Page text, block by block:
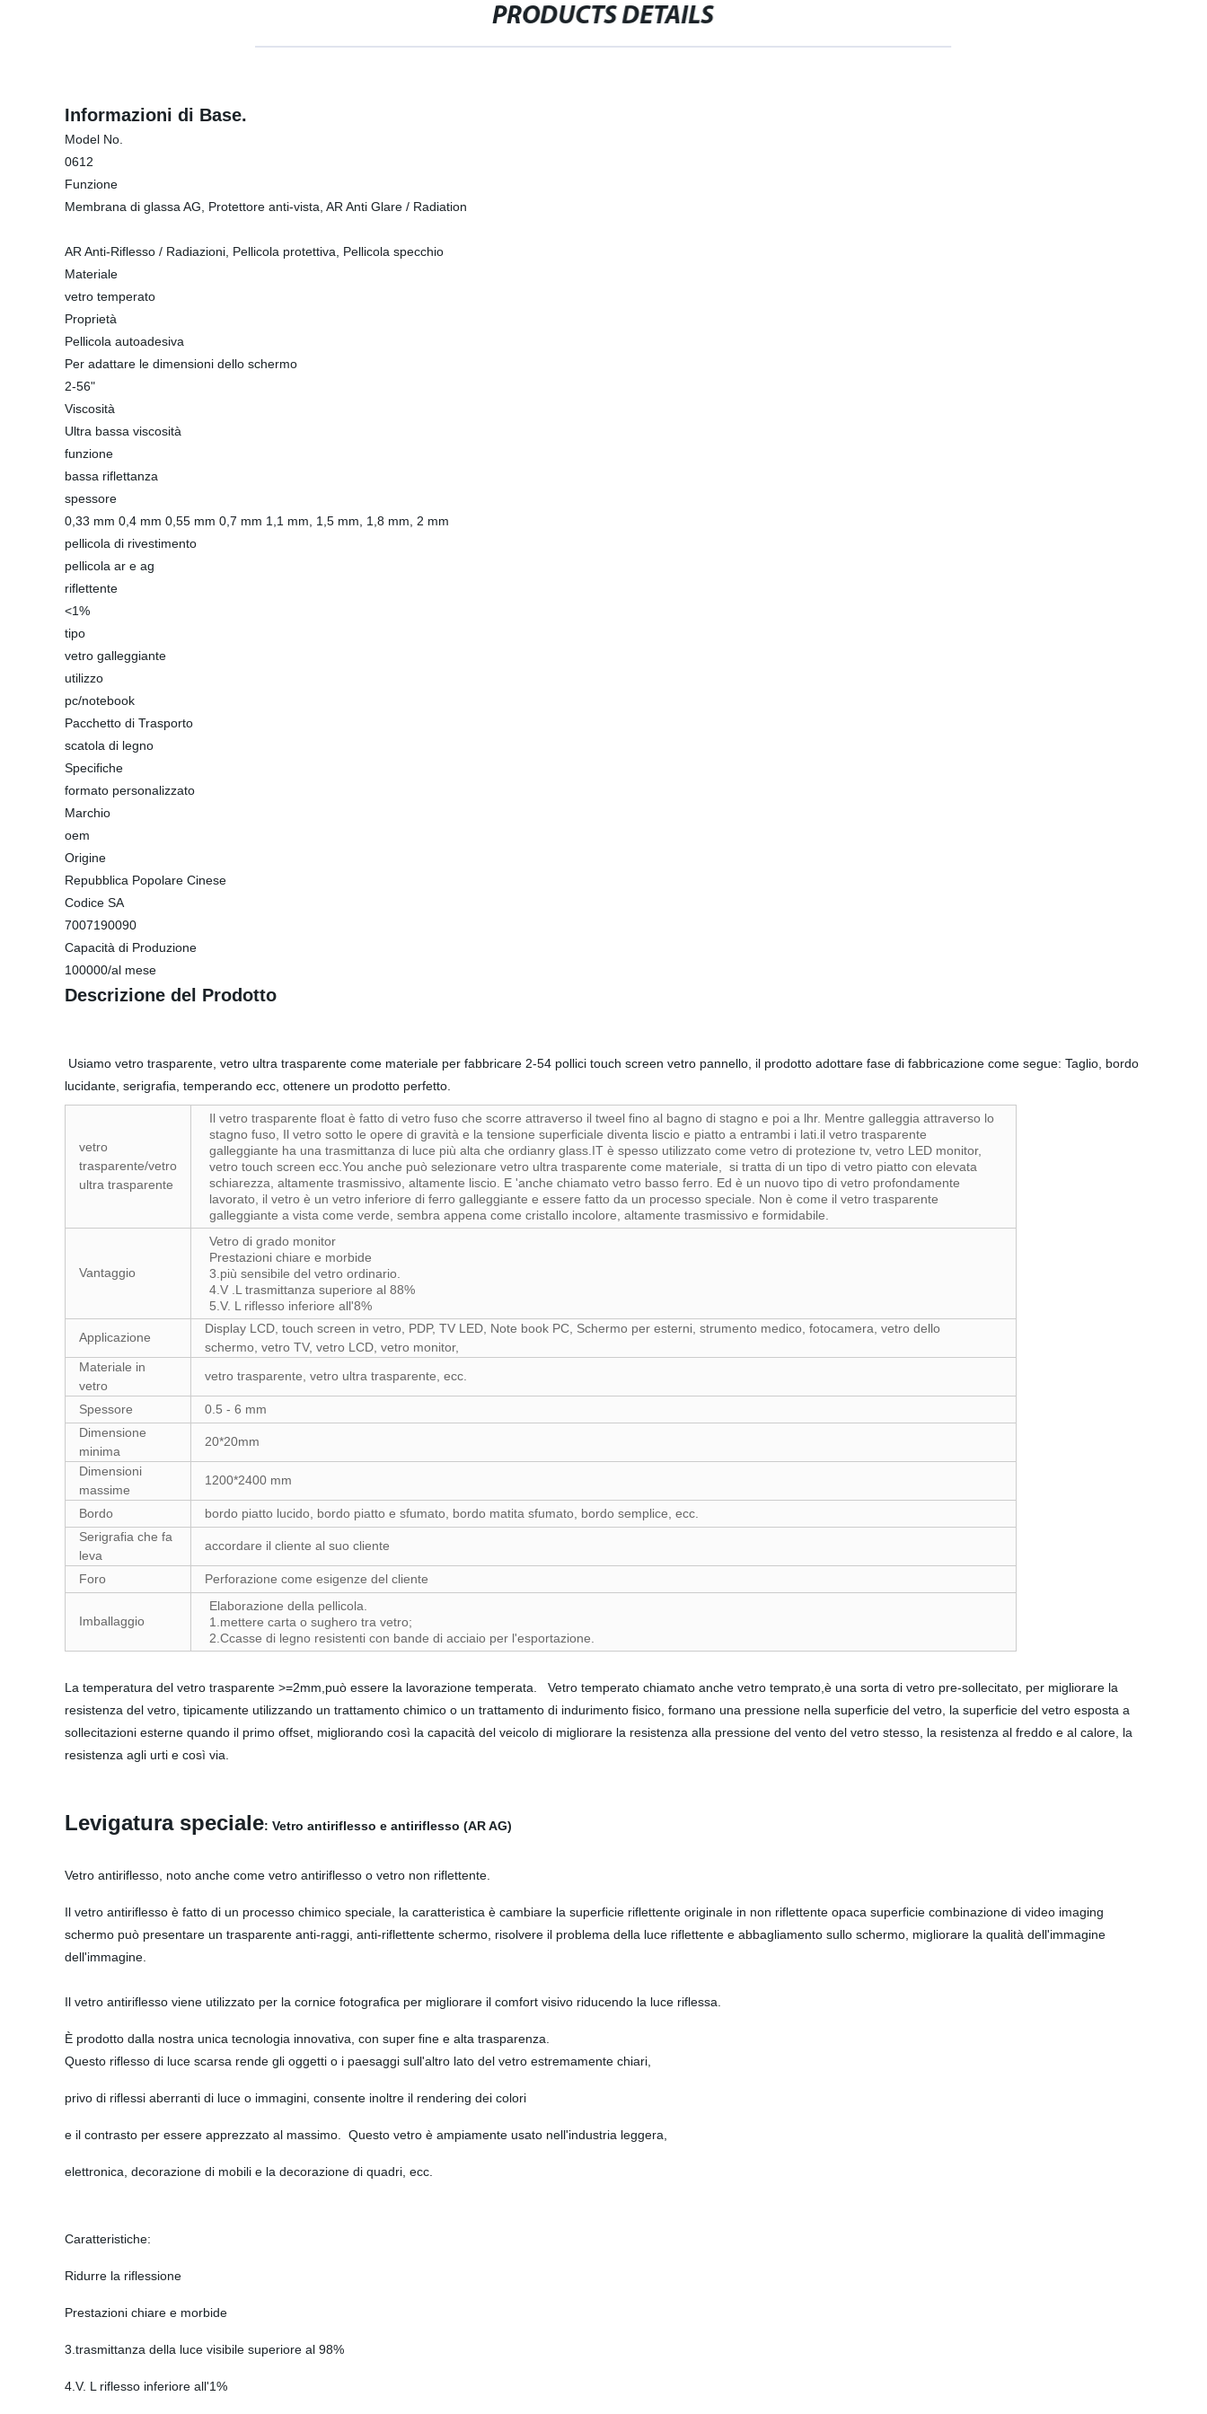
PRODUCTS DETAILS
Informazioni di Base.
Model No.
0612
Funzione
Membrana di glassa AG, Protettore anti-vista, AR Anti Glare / Radiation
AR Anti-Riflesso / Radiazioni, Pellicola protettiva, Pellicola specchio
Materiale
vetro temperato
Proprietà
Pellicola autoadesiva
Per adattare le dimensioni dello schermo
2-56"
Viscosità
Ultra bassa viscosità
funzione
bassa riflettanza
spessore
0,33 mm 0,4 mm 0,55 mm 0,7 mm 1,1 mm, 1,5 mm, 1,8 mm, 2 mm
pellicola di rivestimento
pellicola ar e ag
riflettente
<1%
tipo
vetro galleggiante
utilizzo
pc/notebook
Pacchetto di Trasporto
scatola di legno
Specifiche
formato personalizzato
Marchio
oem
Origine
Repubblica Popolare Cinese
Codice SA
7007190090
Capacità di Produzione
100000/al mese
Descrizione del Prodotto
Usiamo vetro trasparente, vetro ultra trasparente come materiale per fabbricare 2-54 pollici touch screen vetro pannello, il prodotto adottare fase di fabbricazione come segue: Taglio, bordo
lucidante, serigrafia, temperando ecc, ottenere un prodotto perfetto.
vetro
trasparente/vetro
ultra trasparente
Il vetro trasparente float è fatto di vetro fuso che scorre attraverso il tweel fino al bagno di stagno e poi a lhr. Mentre galleggia attraverso lo
stagno fuso, Il vetro sotto le opere di gravità e la tensione superficiale diventa liscio e piatto a entrambi i lati.il vetro trasparente
galleggiante ha una trasmittanza di luce più alta che ordianry glass.IT è spesso utilizzato come vetro di protezione tv, vetro LED monitor,
vetro touch screen ecc.You anche può selezionare vetro ultra trasparente come materiale, si tratta di un tipo di vetro piatto con elevata
schiarezza, altamente trasmissivo, altamente liscio. E 'anche chiamato vetro basso ferro. Ed è un nuovo tipo di vetro profondamente
lavorato, il vetro è un vetro inferiore di ferro galleggiante e essere fatto da un processo speciale. Non è come il vetro trasparente
galleggiante a vista come verde, sembra appena come cristallo incolore, altamente trasmissivo e formidabile.
Vantaggio
Vetro di grado monitor
Prestazioni chiare e morbide
3.più sensibile del vetro ordinario.
4.V .L trasmittanza superiore al 88%
5.V. L riflesso inferiore all'8%
Applicazione
Display LCD, touch screen in vetro, PDP, TV LED, Note book PC, Schermo per esterni, strumento medico, fotocamera, vetro dello
schermo, vetro TV, vetro LCD, vetro monitor,
Materiale in
vetro
vetro trasparente, vetro ultra trasparente, ecc.
Spessore
0.5 - 6 mm
Dimensione
minima
20*20mm
Dimensioni
massime
1200*2400 mm
Bordo
bordo piatto lucido, bordo piatto e sfumato, bordo matita sfumato, bordo semplice, ecc.
Serigrafia che fa
leva
accordare il cliente al suo cliente
Foro Perforazione come esigenze del cliente
Imballaggio
Elaborazione della pellicola.
1.mettere carta o sughero tra vetro;
2.Ccasse di legno resistenti con bande di acciaio per l'esportazione.
La temperatura del vetro trasparente >=2mm,può essere la lavorazione temperata. Vetro temperato chiamato anche vetro temprato,è una sorta di vetro pre-sollecitato, per migliorare la
resistenza del vetro, tipicamente utilizzando un trattamento chimico o un trattamento di indurimento fisico, formano una pressione nella superficie del vetro, la superficie del vetro esposta a
sollecitazioni esterne quando il primo offset, migliorando così la capacità del veicolo di migliorare la resistenza alla pressione del vento del vetro stesso, la resistenza al freddo e al calore, la
resistenza agli urti e così via.
Levigatura speciale: Vetro antiriflesso e antiriflesso (AR AG)
Vetro antiriflesso, noto anche come vetro antiriflesso o vetro non riflettente.
Il vetro antiriflesso è fatto di un processo chimico speciale, la caratteristica è cambiare la superficie riflettente originale in non riflettente opaca superficie combinazione di video imaging
schermo può presentare un trasparente anti-raggi, anti-riflettente schermo, risolvere il problema della luce riflettente e abbagliamento sullo schermo, migliorare la qualità dell'immagine
dell'immagine.
Il vetro antiriflesso viene utilizzato per la cornice fotografica per migliorare il comfort visivo riducendo la luce riflessa.
È prodotto dalla nostra unica tecnologia innovativa, con super fine e alta trasparenza.
Questo riflesso di luce scarsa rende gli oggetti o i paesaggi sull'altro lato del vetro estremamente chiari,
privo di riflessi aberranti di luce o immagini, consente inoltre il rendering dei colori
e il contrasto per essere apprezzato al massimo. Questo vetro è ampiamente usato nell'industria leggera,
elettronica, decorazione di mobili e la decorazione di quadri, ecc.
Caratteristiche:
Ridurre la riflessione
Prestazioni chiare e morbide
3.trasmittanza della luce visibile superiore al 98%
4.V. L riflesso inferiore all'1%